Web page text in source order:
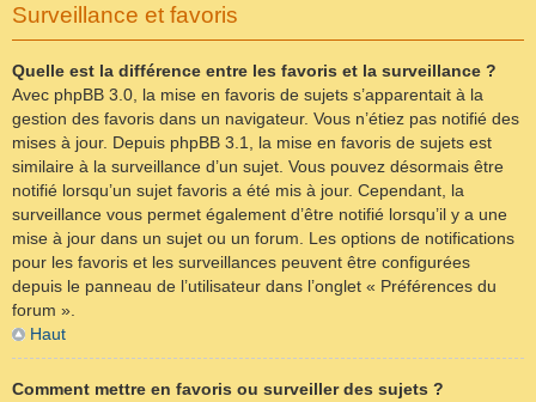
Surveillance et favoris
Quelle est la différence entre les favoris et la surveillance ?
Avec phpBB 3.0, la mise en favoris de sujets s’apparentait à la
gestion des favoris dans un navigateur. Vous n’étiez pas notifié des
mises à jour. Depuis phpBB 3.1, la mise en favoris de sujets est
similaire à la surveillance d’un sujet. Vous pouvez désormais être
notifié lorsqu’un sujet favoris a été mis à jour. Cependant, la
surveillance vous permet également d’être notifié lorsqu’il y a une
mise à jour dans un sujet ou un forum. Les options de notifications
pour les favoris et les surveillances peuvent être configurées
depuis le panneau de l’utilisateur dans l’onglet « Préférences du
forum ».
Haut
Comment mettre en favoris ou surveiller des sujets ?